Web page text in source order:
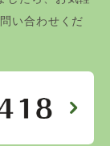
い合わせくだ